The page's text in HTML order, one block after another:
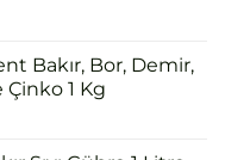
Bakır, Bor, Demir,
1 Kg